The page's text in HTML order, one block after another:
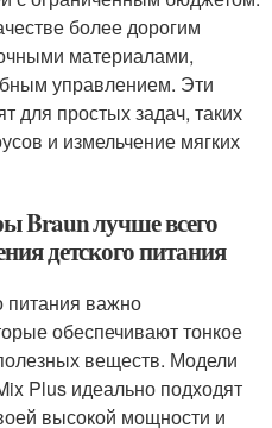
более дорогим
материалами,
управлением. Эти
для простых задач, таких
и измельчение мягких
Braun лучше всего
детского питания
питания важно
обеспечивают тонкое
веществ. Модели
Plus идеально подходят
высокой мощности и